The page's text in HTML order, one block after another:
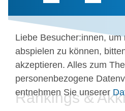
Liebe Besucher:innen, um
abspielen zu können,
akzeptieren. Alles zum
personenbezogene
entnehmen Sie unserer
Rankings &